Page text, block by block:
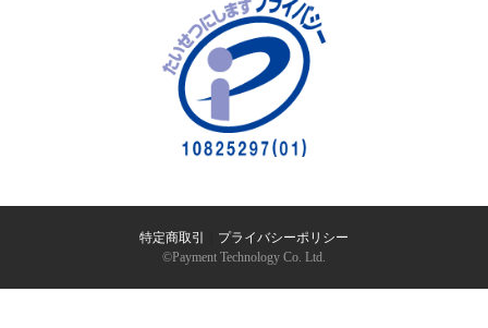
特定商取引
プライバシーポリシー
©︎Payment Technology Co. Ltd.